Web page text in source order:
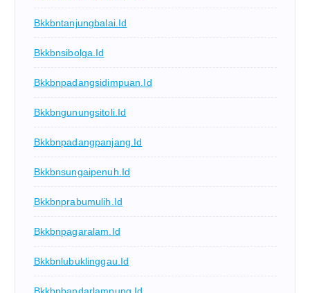
Bkkbntanjungbalai.id
Bkkbnsibolga.id
Bkkbnpadangsidimpuan.id
Bkkbngunungsitoli.id
Bkkbnpadangpanjang.id
Bkkbnsungaipenuh.id
Bkkbnprabumulih.id
Bkkbnpagaralam.id
Bkkbnlubuklinggau.id